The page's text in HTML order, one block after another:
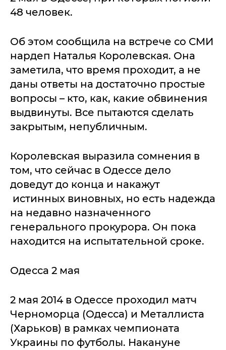
48 человек.
Об этом сообщила на встрече со СМИ
нардеп Наталья Королевская. Она
заметила, что время проходит, а не
даны ответы на достаточно простые
вопросы – кто, как, какие обвинения
выдвинуты. Все пытаются сделать
закрытым, непубличным.
Королевская выразила сомнения в
том, что сейчас в Одессе дело
доведут до конца и накажут
истинных виновных, но есть надежда
на недавно назначенного
генерального прокурора. Он пока
находится на испытательной сроке.
Одесса 2 мая
2 мая 2014 в Одессе проходил матч
Черноморца (Одесса) и Металлиста
(Харьков) в рамках чемпионата
Украины по футболы. Накануне